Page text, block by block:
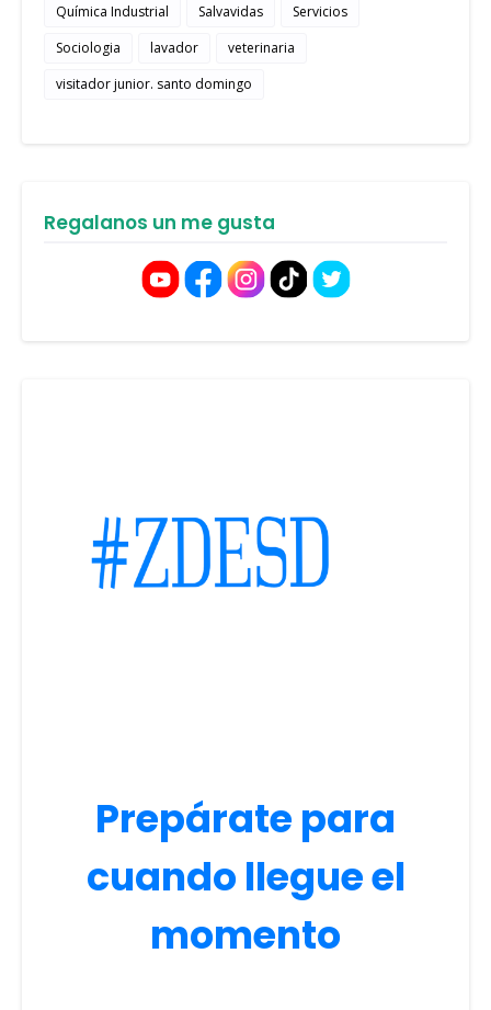
Química Industrial
Salvavidas
Servicios
Sociologia
lavador
veterinaria
visitador junior. santo domingo
Regalanos un me gusta
Prepárate para
cuando llegue el
momento